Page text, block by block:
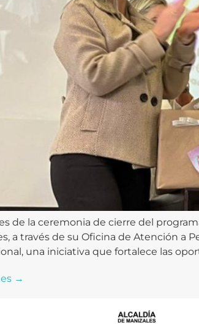
de la ceremonia de cierre del
a través de su Oficina de Atención a
una iniciativa que fortalece las
→